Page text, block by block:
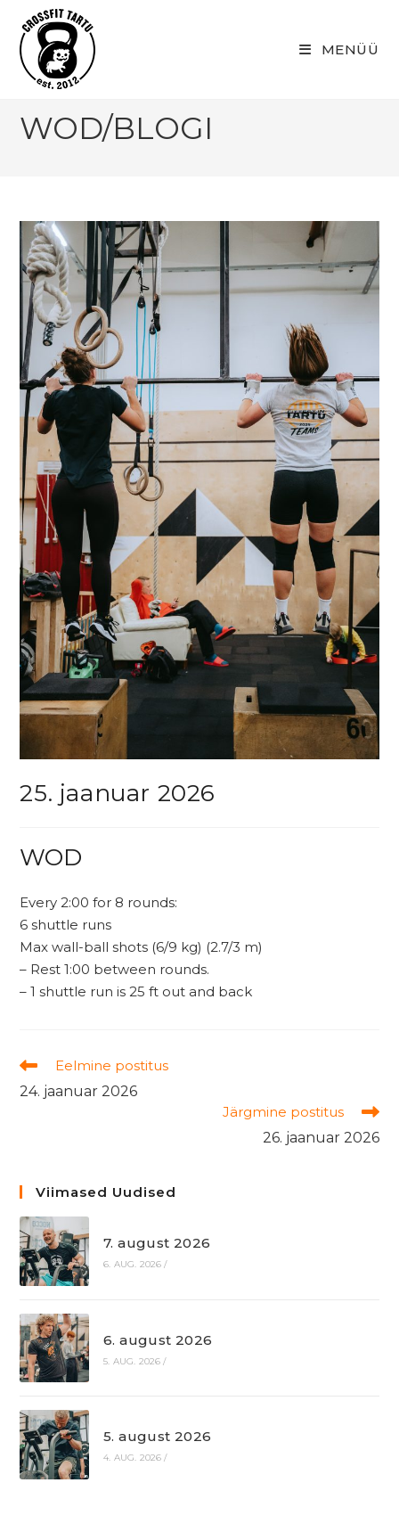
content
MENÜÜ
WOD/BLOGI
25. jaanuar 2026
WOD
Every 2:00 for 8 rounds:
6 shuttle runs
Max wall-ball shots (6/9 kg) (2.7/3 m)
– Rest 1:00 between rounds.
– 1 shuttle run is 25 ft out and back
Read
more
articles
Eelmine postitus
24. jaanuar 2026
Järgmine postitus
26. jaanuar 2026
Viimased Uudised
7. august 2026
6. AUG. 2026 /
6. august 2026
5. AUG. 2026 /
5. august 2026
4. AUG. 2026 /